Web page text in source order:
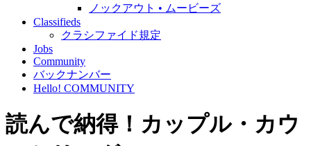
ノックアウト • ムービーズ
Classifieds
クラシファイド規定
Jobs
Community
バックナンバー
Hello! COMMUNITY
読んで納得！カップル・カウ